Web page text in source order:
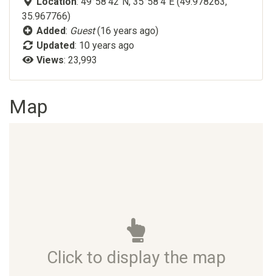
35.967766)
Added: Guest(16 years ago)
Updated: 10 years ago
Views: 23,993
Map
Click to display the map